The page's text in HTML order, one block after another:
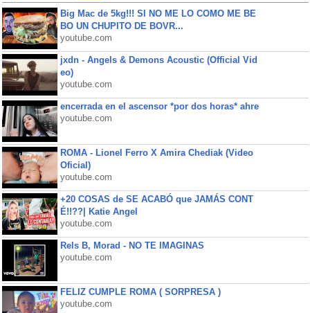
Big Mac de 5kg!!! SI NO ME LO COMO ME BE
BO UN CHUPITO DE BOVR...
youtube.com
jxdn - Angels & Demons Acoustic (Official Vid
eo)
youtube.com
encerrada en el ascensor *por dos horas* ahre
youtube.com
ROMA - Lionel Ferro X Amira Chediak (Video
Oficial)
youtube.com
+20 COSAS de SE ACABÓ que JAMÁS CONT
É!!??| Katie Angel
youtube.com
Rels B, Morad - NO TE IMAGINAS
youtube.com
FELIZ CUMPLE ROMA ( SORPRESA )
youtube.com